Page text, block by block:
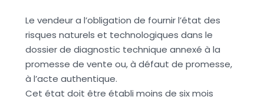
Le vendeur a l’obligation de fournir l’état des
risques naturels et technologiques dans le
dossier de diagnostic technique annexé à la
promesse de vente ou, à défaut de promesse,
à l’acte authentique.
Cet état doit être établi moins de six mois